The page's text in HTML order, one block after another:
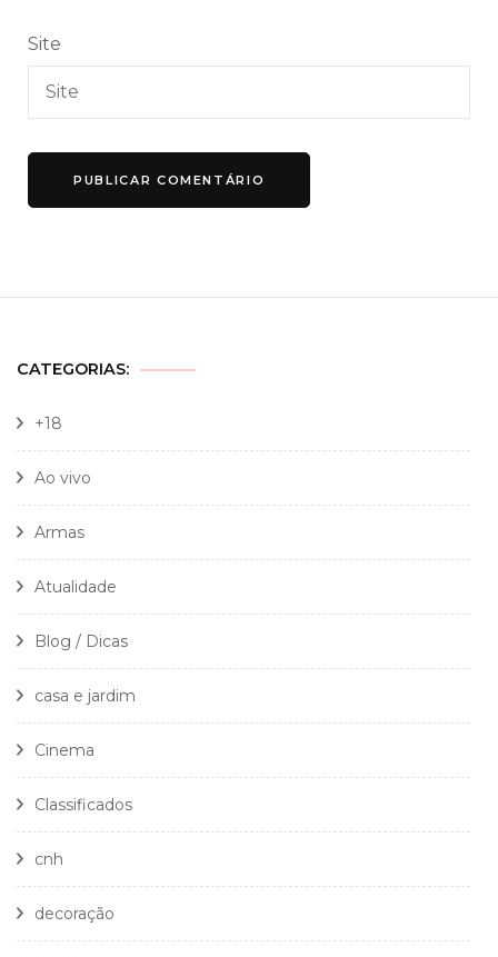
Site
CATEGORIAS:
+18
Ao vivo
Armas
Atualidade
Blog / Dicas
casa e jardim
Cinema
Classificados
cnh
decoração